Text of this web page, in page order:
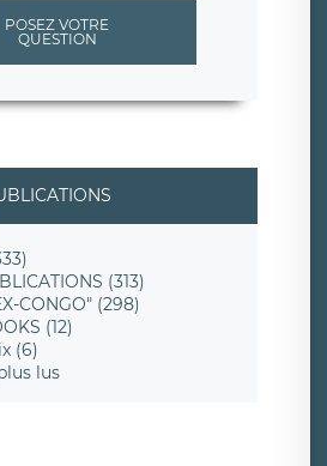
POSEZ VOTRE
QUESTION
(313)
CONGO" (298)
(12)
(6)
lus